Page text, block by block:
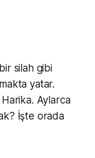
bir silah gibi
yatar.
Aylarca
İşte orada